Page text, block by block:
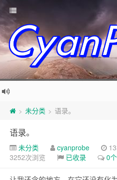
> 未分类 > 语录。
语录。
未分类 cyanprobe
3252次浏览
已收录 0